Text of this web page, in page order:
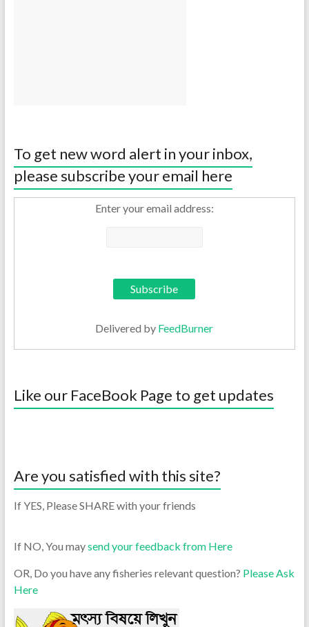
To get new word alert in your inbox,
please subscribe your email here
Enter your email address:
Delivered by FeedBurner
Like our FaceBook Page to get updates
Are you satisfied with this site?
If YES, Please SHARE with your friends
If NO, You maysend your feedback from Here
OR, Do you have any fisheries relevant question? Please Ask
Here